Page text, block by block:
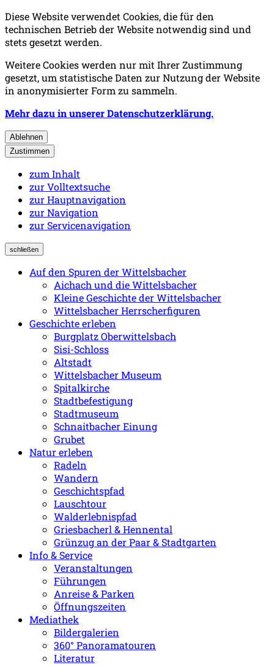
Diese Website verwendet Cookies, die für den
technischen Betrieb der Website notwendig sind und
stets gesetzt werden.
Weitere Cookies werden nur mit Ihrer Zustimmung
gesetzt, um statistische Daten zur Nutzung der Website
in anonymisierter Form zu sammeln.
Mehr dazu in unserer Datenschutzerklärung.
Ablehnen
Zustimmen
zum Inhalt
zur Volltextsuche
zur Hauptnavigation
zur Navigation
zur Servicenavigation
schließen
Auf den Spuren der Wittelsbacher
Aichach und die Wittelsbacher
Kleine Geschichte der Wittelsbacher
Wittelsbacher Herrscherfiguren
Geschichte erleben
Burgplatz Oberwittelsbach
Sisi-Schloss
Altstadt
Wittelsbacher Museum
Spitalkirche
Stadtbefestigung
Stadtmuseum
Schnaitbacher Einung
Grubet
Natur erleben
Radeln
Wandern
Geschichtspfad
Lauschtour
Walderlebnispfad
Griesbacherl & Hennental
Grünzug an der Paar & Stadtgarten
Info & Service
Veranstaltungen
Führungen
Anreise & Parken
Öffnungszeiten
Mediathek
Bildergalerien
360° Panoramatouren
Literatur